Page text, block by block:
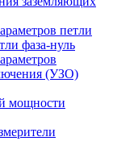
петли
фаза-нуль
(УЗО)
мощности